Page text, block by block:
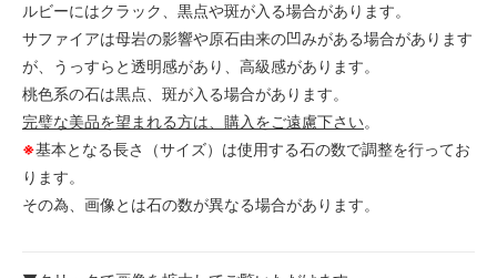
ルビーにはクラック、黒点や斑が入る場合があります。
サファイアは母岩の影響や原石由来の凹みがある場合があります
が、うっすらと透明感があり、高級感があります。
桃色系の石は黒点、斑が入る場合があります。
完璧な美品を望まれる方は、購入をご遠慮下さい。
※基本となる長さ（サイズ）は使用する石の数で調整を行ってお
ります。
その為、画像とは石の数が異なる場合があります。